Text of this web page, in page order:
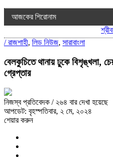
আজকের শিরোনাম
/রাজশাহী, লিড নিউজ, সারাবাংলা
বেলকুচিতে থানায় ঢুকে বিশৃঙ্খলা,
গ্রেপ্তার
নিজস্ব প্রতিবেদক / ২৬৪ বার দেখা হয়েছে
আপডেট: বৃহস্পতিবার, ২ মে, ২০২৪
শেয়ার করুন